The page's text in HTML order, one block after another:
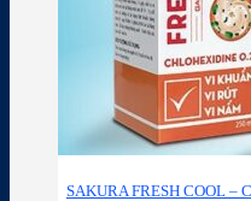
SAKURA FRESH COOL –